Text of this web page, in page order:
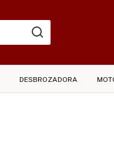
DESBROZADORA